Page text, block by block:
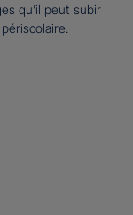
qu’il peut subir